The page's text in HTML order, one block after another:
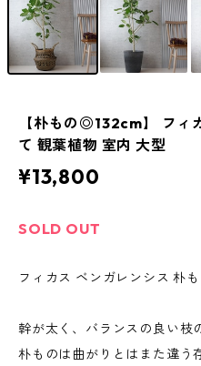
【朴もの◎132cm】 フィ
て 観葉植物 室内 大型
¥13,800
SOLD OUT
フィカス ベンガレンシス 朴
幹が太く、バランスの良い枝
朴ものは曲がりとはまた違う